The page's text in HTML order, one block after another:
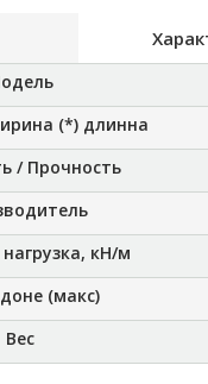
(*) длинна
/ Прочность
кН/м
(макс)
Вес